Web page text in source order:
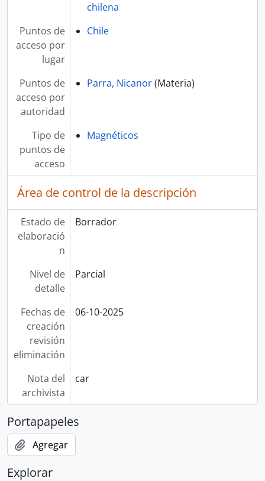
chilena
Puntos de
acceso por
lugar
Chile
Puntos de
acceso por
autoridad
Parra, Nicanor(Materia)
Tipo de
puntos de
acceso
Magnéticos
Área de control de la descripción
Estado de
elaboració
n
Borrador
Nivel de
detalle
Parcial
Fechas de
creación
revisión
eliminación
06-10-2025
Nota del
archivista
car
Portapapeles
Agregar
Explorar